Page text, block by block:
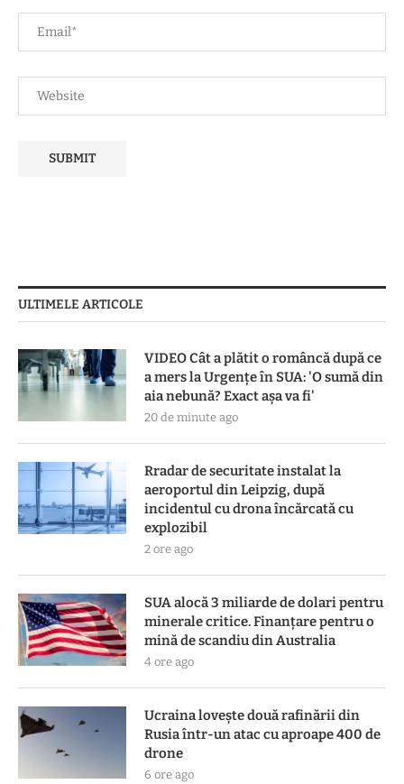
ULTIMELE ARTICOLE
VIDEO Cât a plătit o româncă după ce
a mers la Urgențe în SUA: 'O sumă din
aia nebună? Exact așa va fi'
20 de minute ago
Rradar de securitate instalat la
aeroportul din Leipzig, după
incidentul cu drona încărcată cu
explozibil
2 ore ago
SUA alocă 3 miliarde de dolari pentru
minerale critice. Finanțare pentru o
mină de scandiu din Australia
4 ore ago
Ucraina lovește două rafinării din
Rusia într-un atac cu aproape 400 de
drone
6 ore ago